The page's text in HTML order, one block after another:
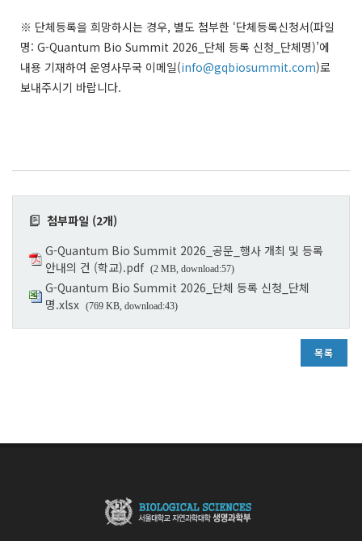
※ 단체등록을 희망하시는 경우, 별도 첨부한 ‘단체등록신청서(파일
명: G-Quantum Bio Summit 2026_단체 등록 신청_단체명)’에
내용 기재하여 운영사무국 이메일(info@gqbiosummit.com)로
보내주시기 바랍니다.
첨부파일 (2개)
G-Quantum Bio Summit 2026_공문_행사 개최 및 등록
안내의 건 (학교).pdf (2 MB, download:57)
G-Quantum Bio Summit 2026_단체 등록 신청_단체
명.xlsx (769 KB, download:43)
목록